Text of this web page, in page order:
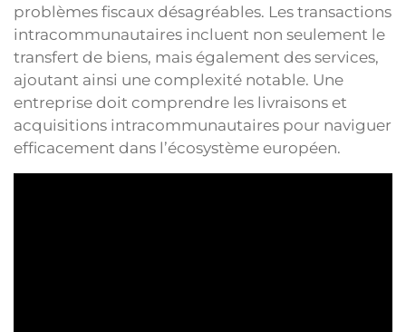
problèmes fiscaux désagréables. Les transactions
intracommunautaires incluent non seulement le
transfert de biens, mais également des services,
ajoutant ainsi une complexité notable. Une
entreprise doit comprendre les livraisons et
acquisitions intracommunautaires pour naviguer
efficacement dans l’écosystème européen.